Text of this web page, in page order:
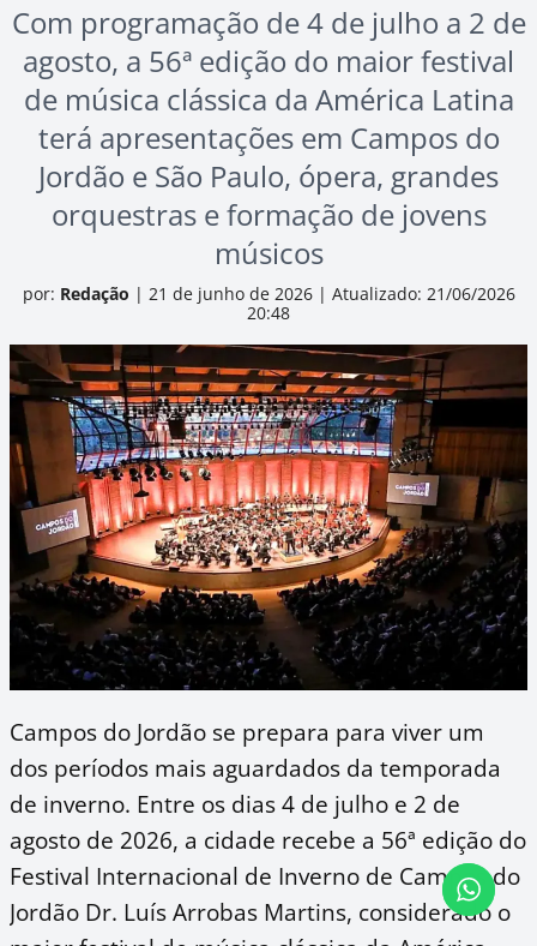
Com programação de 4 de julho a 2 de
agosto, a 56ª edição do maior festival
de música clássica da América Latina
terá apresentações em Campos do
Jordão e São Paulo, ópera, grandes
orquestras e formação de jovens
músicos
por: Redação | 21 de junho de 2026 | Atualizado: 21/06/2026
20:48
Campos do Jordão se prepara para viver um
dos períodos mais aguardados da temporada
de inverno. Entre os dias 4 de julho e 2 de
agosto de 2026, a cidade recebe a 56ª edição do
Festival Internacional de Inverno de Campos do
Jordão Dr. Luís Arrobas Martins, considerado o